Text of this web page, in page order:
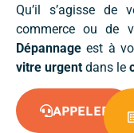
Qu’il s’agisse de
commerce ou de
Dépannage est à
vitre urgent dans le
APPELER